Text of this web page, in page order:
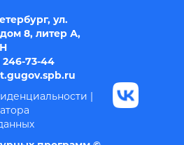
ул.
8, литер А,
246-73-44
u
|